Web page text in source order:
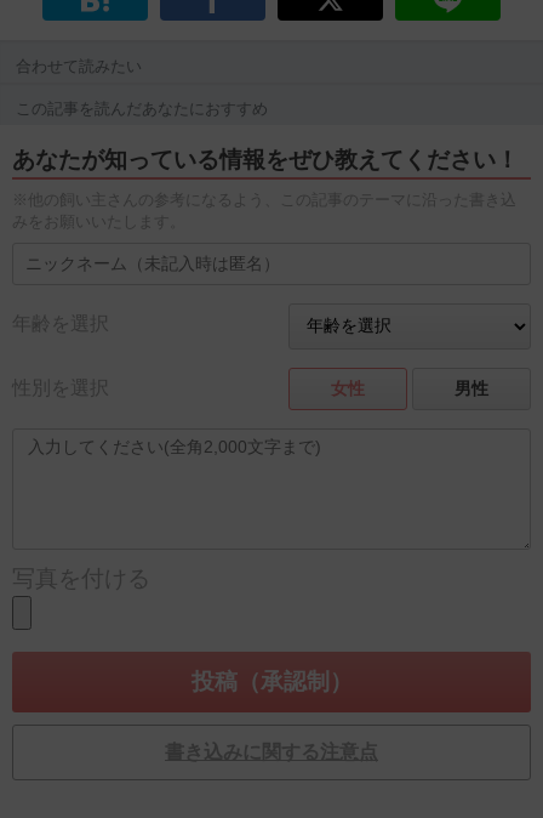
合わせて読みたい
この記事を読んだあなたにおすすめ
あなたが知っている情報をぜひ教えてください！
※他の飼い主さんの参考になるよう、この記事のテーマに沿った書き込
みをお願いいたします。
年齢を選択
性別を選択 女性 男性
写真を付ける
書き込みに関する注意点